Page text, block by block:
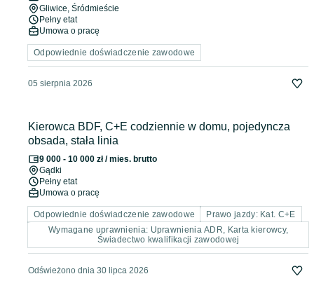
Gliwice, Śródmieście
Pełny etat
Umowa o pracę
Odpowiednie doświadczenie zawodowe
05 sierpnia 2026
Kierowca BDF, C+E codziennie w domu, pojedyncza
obsada, stała linia
9 000 - 10 000 zł / mies. brutto
Gądki
Pełny etat
Umowa o pracę
Odpowiednie doświadczenie zawodowe
Prawo jazdy: Kat. C+E
Wymagane uprawnienia: Uprawnienia ADR, Karta kierowcy,
Świadectwo kwalifikacji zawodowej
Odświeżono dnia 30 lipca 2026